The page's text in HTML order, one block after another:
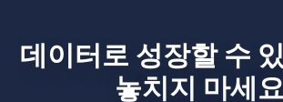
데이터로 성장할 수
놓치지 마세